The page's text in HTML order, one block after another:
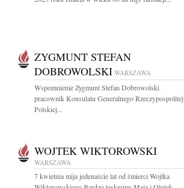
ZYGMUNT STEFAN
DOBROWOLSKI WARSZAWA
Wspomnienie Zygmunt Stefan Dobrowolski
pracownik Konsulatu Generalnego Rzeczypospolitej
Polskiej...
WOJTEK WIKTOROWSKI
WARSZAWA
7 kwietnia mija jedenaście lat od śmierci Wojtka